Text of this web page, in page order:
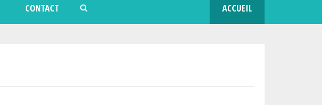
CONTACT ACCUEIL